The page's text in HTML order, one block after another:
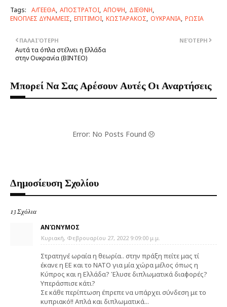
Tags: Α/ΓΕΕΘΑ ΑΠΟΣΤΡΑΤΟΙ ΑΠΟΨΗ ΔΙΕΘΝΗ
ΕΝΟΠΛΕΣ ΔΥΝΑΜΕΙΣ ΕΠΙΤΙΜΟΙ ΚΩΣΤΑΡΑΚΟΣ ΟΥΚΡΑΝΙΑ ΡΩΣΙΑ
ΝΕΌΤΕΡΗ
ΠΑΛΑΙΌΤΕΡΗ
Αυτά τα όπλα στέλνει η Ελλάδα
στην Ουκρανία (BINTEO)
Μπορεί Να Σας Αρέσουν Αυτές Οι Αναρτήσεις
Error: No Posts Found
Δημοσίευση Σχολίου
13 Σχόλια
ΑΝΏΝΥΜΟΣ
Κυριακή, Φεβρουαρίου 27, 2022 9:09:00 μ.μ.
Στρατηγέ ωραία η θεωρία.. στην πράξη πείτε μας τί
έκανε η ΕΕ και το ΝΑΤΟ για μία χώρα μέλος όπως η
Κύπρος και η Ελλάδα? Έλυσε διπλωματικά διαφορές?
Υπεράσπισε κάτι?
Σε κάθε περίπτωση έπρεπε να υπάρχει σύνδεση με το
κυπριακό!! Απλά και διπλωματικά...